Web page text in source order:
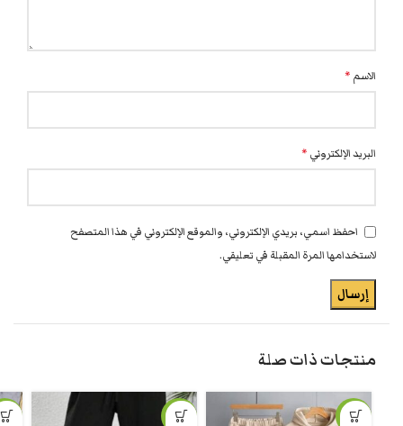
الاسم *
البريد الإلكتروني *
احفظ اسمي، بريدي الإلكتروني، والموقع الإلكتروني في هذا المتصفح
لاستخدامها المرة المقبلة في تعليقي.
منتجات ذات صلة
-18%
-10%